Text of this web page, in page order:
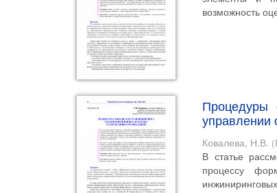
возможность
Процедуры
управлении
Ковалева, Н.В. (
В статье
процессу